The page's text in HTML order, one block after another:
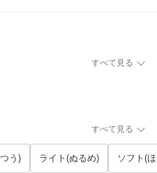
すべて見る
すべて見る
う) ライト(ぬるめ) ソフト(